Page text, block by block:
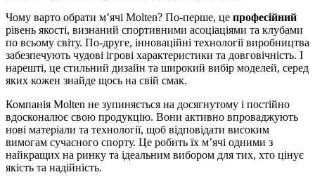
Чому варто обрати м’ячі Molten? По-перше, це професійний
рівень якості, визнаний спортивними асоціаціями та клубами
по всьому світу. По-друге, інноваційні технології виробництва
забезпечують чудові ігрові характеристики та довговічність. І
нарешті, це стильний дизайн та широкий вибір моделей, серед
яких кожен знайде щось на свій смак.
Компанія Molten не зупиняється на досягнутому і постійно
вдосконалює свою продукцію. Вони активно впроваджують
нові матеріали та технології, щоб відповідати високим
вимогам сучасного спорту. Це робить їх м’ячі одними з
найкращих на ринку та ідеальним вибором для тих, хто цінує
якість та надійність.